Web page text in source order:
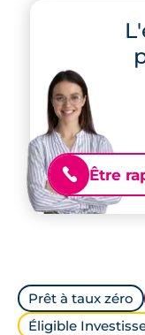
📞 Être
Prêt à taux zéro
Éligible